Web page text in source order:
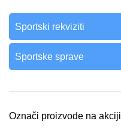
Sportski rekviziti
Sportske sprave
Označi proizvode na akciji